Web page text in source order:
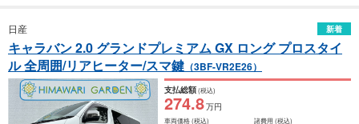
日産 新着
キャラバン 2.0 グランドプレミアム GX ロング プロスタイ
ル 全周囲/リアヒーター/スマ鍵 （3BF-VR2E26）
支払総額(税込)
274.8万円
車両価格(税込) 諸費用 (税込)